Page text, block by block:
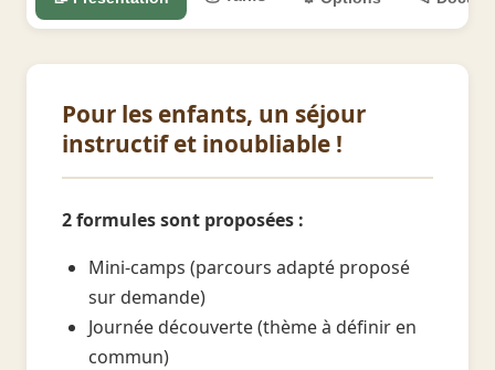
Pour les enfants, un séjour
instructif et inoubliable !
2 formules sont proposées :
Mini-camps (parcours adapté proposé
sur demande)
Journée découverte (thème à définir en
commun)